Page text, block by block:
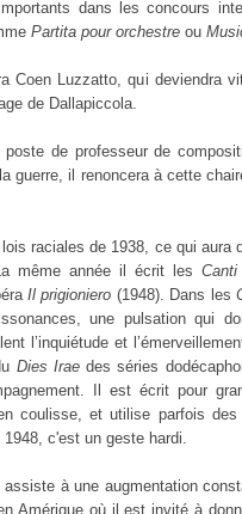
dans les concours
Partita pour orchestre ou
Coen Luzzatto, qui deviendra
de Dallapiccola.
de professeur de
guerre, il renoncera à cette
lois raciales de 1938, ce qui
même année il écrit les
Il prigioniero (1948). Dans les
une pulsation qui
l’inquiétude et
Dies Iraedes séries
Il est écrit pour
coulisse, et utilise parfois des
c'est un geste hardi.
assiste à une augmentation
Amérique où il est invité à